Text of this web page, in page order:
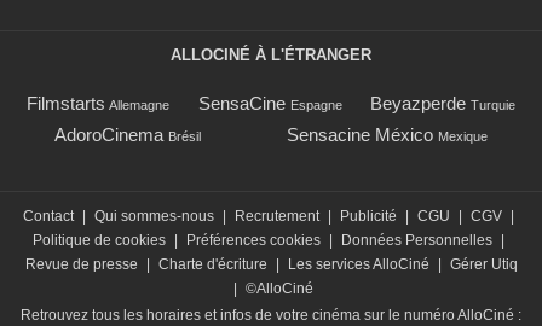
ALLOCINÉ À L'ÉTRANGER
Filmstarts Allemagne SensaCine Espagne Beyazperde Turquie
AdoroCinema Brésil Sensacine México Mexique
Contact Qui sommes-nous Recrutement Publicité CGU CGV
Politique de cookies
Préférences cookies Données Personnelles
Revue de presse
Charte d'écriture Les services AlloCiné
Gérer Utiq
©AlloCiné
Retrouvez tous les horaires et infos de votre cinéma sur le numéro AlloCiné :